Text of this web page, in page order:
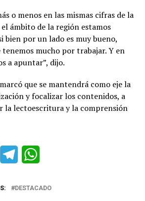
o menos en las mismas cifras de la
ámbito de la región estamos
bien por un lado es muy bueno,
mucho por trabajar. Y en
a apuntar”, dijo.
que se mantendrá como eje la
y focalizar los contenidos, a
la lectoescritura y la comprensión
PinterestTelegram
DESTACADO